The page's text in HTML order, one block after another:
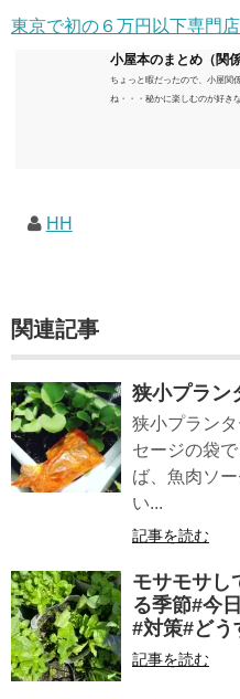
東京で初の６万円以下専門店
小屋本のまとめ（関
ちょっと暇だったので、小屋関
ね・・・秘かに楽しむのが好き
HH
関連記事
狭小プラン
狭小プラン
セージの袋
ば、魚肉ソ
い...
記事を読む
モサモサし
る季節#今
#対策#どう
記事を読む